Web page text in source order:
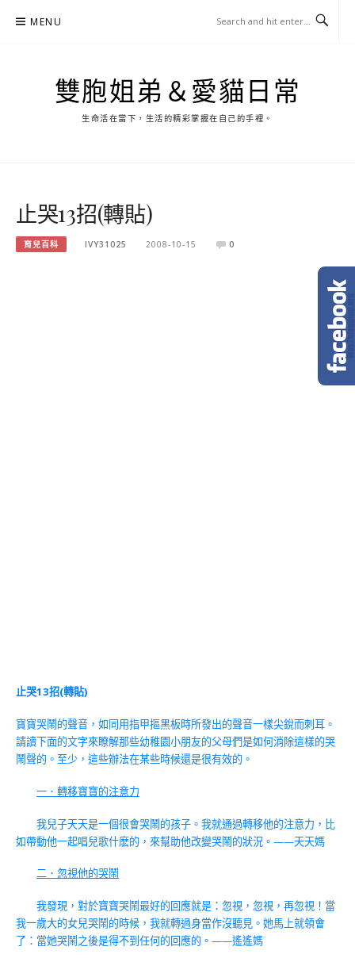
MENU
雙胞姐弟＆愛貓日常
生命活在當下，生活的精彩掌握在自己的手裡。
止哭13招(轉貼)
育兒百科 IVY31025 2008-10-15 0
止哭13招(轉貼)
寶寶哭鬧的聲音，如同用指甲摳黑板時所發出的聲音一樣尖銳而刺耳。
請讀下面的文字來瞭解那些幼稚園小朋友的父母們是如何消除這樣的哭
鬧聲的。至少，這些辦法在某些時候還是很有效的。
一．轉移寶寶的注意力
我兒子天天是一個很會哭鬧的孩子。我就通過轉移他的注意力，比
如帶動他一起唱兒歌什麽的，來幫助他改變哭鬧的狀況。——天天媽
二．忽視他的哭鬧
我發現，對於寶寶哭鬧最好的回應就是：忽視，忽視，再忽視！當
我一歲大的女兒哭鬧的時候，我就轉過身當作沒聽見。她馬上就領會
了：當她哭鬧之後是得不到任何的回應的。——遙遙媽